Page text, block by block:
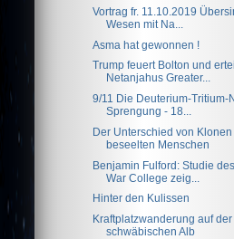
Vortrag fr. 11.10.2019
Wesen mit Na...
Asma hat gewonnen !
Trump feuert Bolton und
Netanjahus Greater...
9/11 Die Deuterium-Tritium-
Sprengung - 18...
Der Unterschied von Klonen
beseelten Menschen
Benjamin Fulford: Studie des
War College zeig...
Hinter den Kulissen
Kraftplatzwanderung auf der
schwäbischen Alb